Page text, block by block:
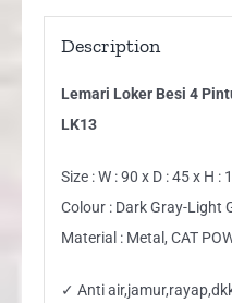
Description
Lemari Loker Besi 4
LK13
Size : W : 90 x D : 45 x H :
Colour : Dark Gray-Light
Material : Metal, CAT
✓ Anti